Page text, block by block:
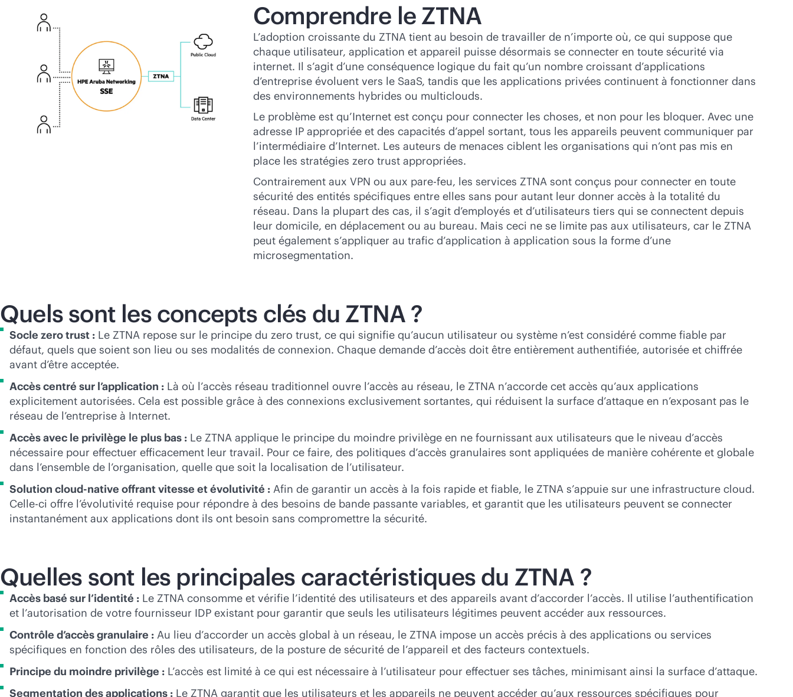
Comprendre le ZTNA
L’adoption croissante du ZTNA tient au besoin de travailler de n’importe où, ce qui suppose que
chaque utilisateur, application et appareil puisse désormais se connecter en toute sécurité via
internet. Il s’agit d’une conséquence logique du fait qu’un nombre croissant d’applications
d’entreprise évoluent vers le SaaS, tandis que les applications privées continuent à fonctionner dans
des environnements hybrides ou multiclouds.
Le problème est qu’Internet est conçu pour connecter les choses, et non pour les bloquer. Avec une
adresse IP appropriée et des capacités d’appel sortant, tous les appareils peuvent communiquer par
l’intermédiaire d’Internet. Les auteurs de menaces ciblent les organisations qui n’ont pas mis en
place les stratégies zero trust appropriées.
Contrairement aux VPN ou aux pare-feu, les services ZTNA sont conçus pour connecter en toute
sécurité des entités spécifiques entre elles sans pour autant leur donner accès à la totalité du
réseau. Dans la plupart des cas, il s’agit d’employés et d’utilisateurs tiers qui se connectent depuis
leur domicile, en déplacement ou au bureau. Mais ceci ne se limite pas aux utilisateurs, car le ZTNA
peut également s’appliquer au trafic d’application à application sous la forme d’une
microsegmentation.
Quels sont les concepts clés du ZTNA ?
Socle zero trust : Le ZTNA repose sur le principe du zero trust, ce qui signifie qu’aucun utilisateur ou système n’est considéré comme fiable par
défaut, quels que soient son lieu ou ses modalités de connexion. Chaque demande d’accès doit être entièrement authentifiée, autorisée et chiffrée
avant d’être acceptée.
Accès centré sur l’application : Là où l’accès réseau traditionnel ouvre l’accès au réseau, le ZTNA n’accorde cet accès qu’aux applications
explicitement autorisées. Cela est possible grâce à des connexions exclusivement sortantes, qui réduisent la surface d’attaque en n’exposant pas le
réseau de l’entreprise à Internet.
Accès avec le privilège le plus bas : Le ZTNA applique le principe du moindre privilège en ne fournissant aux utilisateurs que le niveau d’accès
nécessaire pour effectuer efficacement leur travail. Pour ce faire, des politiques d’accès granulaires sont appliquées de manière cohérente et globale
dans l’ensemble de l’organisation, quelle que soit la localisation de l’utilisateur.
Solution cloud-native offrant vitesse et évolutivité : Afin de garantir un accès à la fois rapide et fiable, le ZTNA s’appuie sur une infrastructure cloud.
Celle-ci offre l’évolutivité requise pour répondre à des besoins de bande passante variables, et garantit que les utilisateurs peuvent se connecter
instantanément aux applications dont ils ont besoin sans compromettre la sécurité.
Quelles sont les principales caractéristiques du ZTNA ?
Accès basé sur l’identité : Le ZTNA consomme et vérifie l’identité des utilisateurs et des appareils avant d’accorder l’accès. Il utilise l’authentification
et l’autorisation de votre fournisseur IDP existant pour garantir que seuls les utilisateurs légitimes peuvent accéder aux ressources.
Contrôle d’accès granulaire : Au lieu d’accorder un accès global à un réseau, le ZTNA impose un accès précis à des applications ou services
spécifiques en fonction des rôles des utilisateurs, de la posture de sécurité de l’appareil et des facteurs contextuels.
Principe du moindre privilège : L’accès est limité à ce qui est nécessaire à l’utilisateur pour effectuer ses tâches, minimisant ainsi la surface d’attaque.
Segmentation des applications : Le ZTNA garantit que les utilisateurs et les appareils ne peuvent accéder qu’aux ressources spécifiques pour